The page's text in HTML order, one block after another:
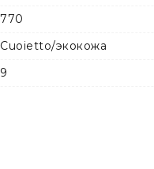
770
Cuoietto/экокожа
9